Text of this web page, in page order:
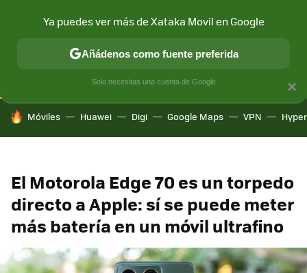
CONECTIVIDAD MÓVIL Y SOCIEDAD APLICACIONES
HOY SE HABLA DE
Móviles Huawei Digi Google Maps VPN
El Motorola Edge 70 es un torpedo
directo a Apple: sí se puede meter
más batería en un móvil ultrafino
×
Ya puedes ver más de Xataka Movil en Google
Añádenos como fuente preferida
Solo necesitas una cuenta de Google